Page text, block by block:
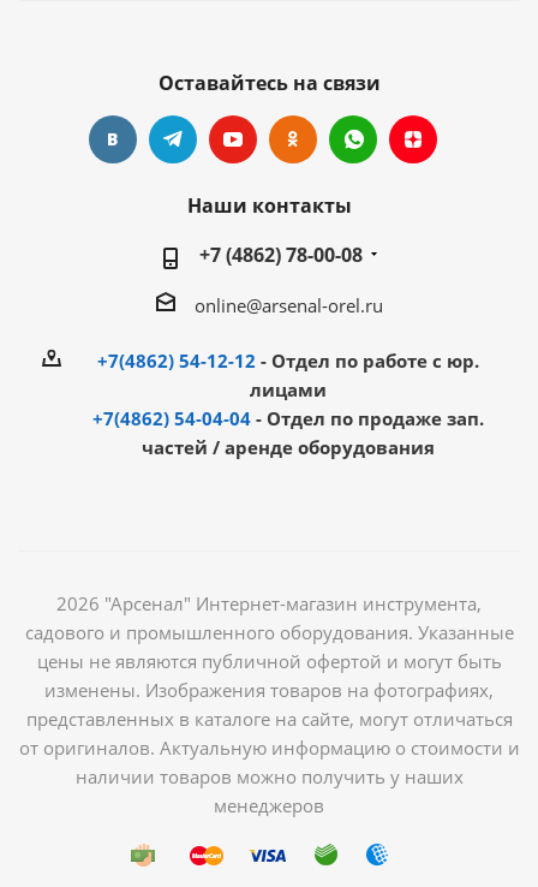
Оставайтесь на связи
Наши контакты
+7 (4862) 78-00-08
online@arsenal-orel.ru
+7(4862) 54-12-12 - Отдел по работе с юр.
лицами
+7(4862) 54-04-04 - Отдел по продаже зап.
частей / аренде оборудования
2026 "Арсенал" Интернет-магазин инструмента,
садового и промышленного оборудования. Указанные
цены не являются публичной офертой и могут быть
изменены. Изображения товаров на фотографиях,
представленных в каталоге на сайте, могут отличаться
от оригиналов. Актуальную информацию о стоимости и
наличии товаров можно получить у наших
менеджеров